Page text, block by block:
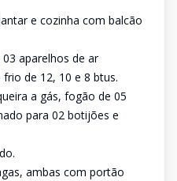
e cozinha com balcão
aparelhos de ar
de 12, 10 e 8 btus.
a gás, fogão de 05
para 02 botijões e
ambas com portão